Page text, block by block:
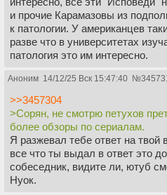
и прочие Карамазовы из
к патологии. У американцев
разве что в университетах
патология это им интересно.
Аноним 14/12/25 Вск 15:47:40 №
>>3457304
>Сорян, не смотрю петухов
более обзоры по сериалам.
Я разжевал тебе ответ на твой
все что ты выдал в ответ это
собеседник, видите ли, ютуб
Нуок.